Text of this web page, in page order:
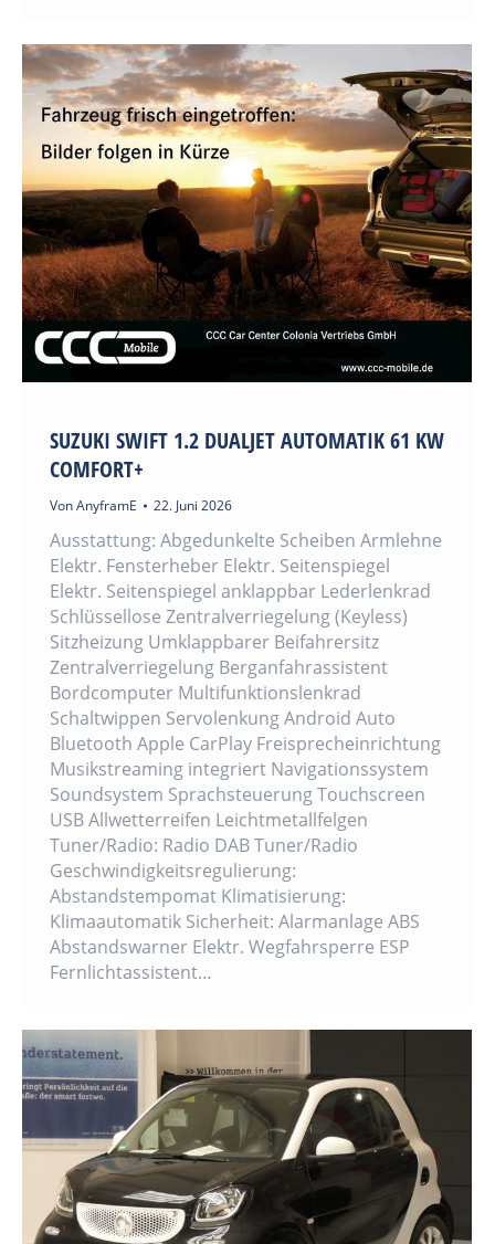
SUZUKI SWIFT 1.2 DUALJET AUTOMATIK 61 KW
COMFORT+
VonAnyframE 22. Juni 2026
Ausstattung: Abgedunkelte Scheiben Armlehne
Elektr. Fensterheber Elektr. Seitenspiegel
Elektr. Seitenspiegel anklappbar Lederlenkrad
Schlüssellose Zentralverriegelung (Keyless)
Sitzheizung Umklappbarer Beifahrersitz
Zentralverriegelung Berganfahrassistent
Bordcomputer Multifunktionslenkrad
Schaltwippen Servolenkung Android Auto
Bluetooth Apple CarPlay Freisprecheinrichtung
Musikstreaming integriert Navigationssystem
Soundsystem Sprachsteuerung Touchscreen
USB Allwetterreifen Leichtmetallfelgen
Tuner/Radio: Radio DAB Tuner/Radio
Geschwindigkeitsregulierung:
Abstandstempomat Klimatisierung:
Klimaautomatik Sicherheit: Alarmanlage ABS
Abstandswarner Elektr. Wegfahrsperre ESP
Fernlichtassistent…